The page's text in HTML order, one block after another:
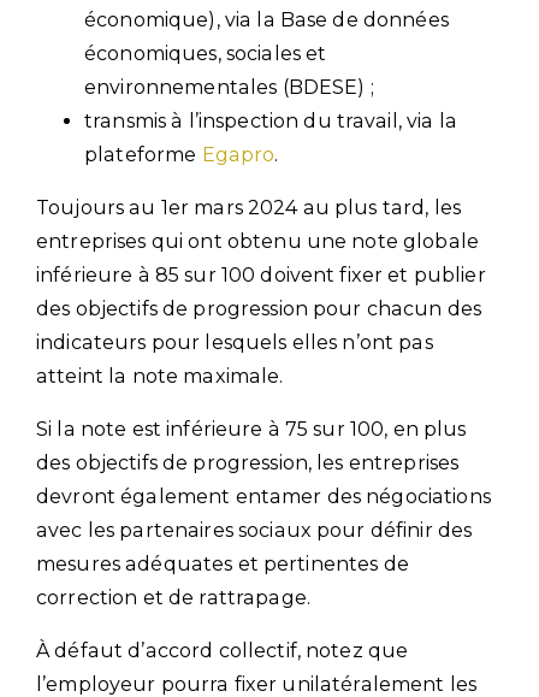
économique), via la Base de données
économiques, sociales et
environnementales (BDESE) ;
transmis à l’inspection du travail, via la
plateforme Egapro.
Toujours au 1er mars 2024 au plus tard, les
entreprises qui ont obtenu une note globale
inférieure à 85 sur 100 doivent fixer et publier
des objectifs de progression pour chacun des
indicateurs pour lesquels elles n’ont pas
atteint la note maximale.
Si la note est inférieure à 75 sur 100, en plus
des objectifs de progression, les entreprises
devront également entamer des négociations
avec les partenaires sociaux pour définir des
mesures adéquates et pertinentes de
correction et de rattrapage.
À défaut d’accord collectif, notez que
l’employeur pourra fixer unilatéralement les